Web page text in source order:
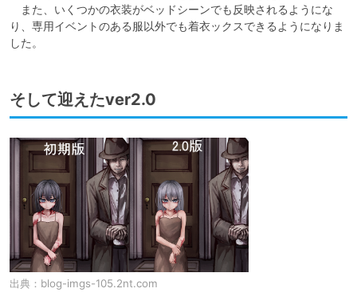
また、いくつかの衣装がベッドシーンでも反映されるようにな
り、専用イベントのある服以外でも着衣ックスできるようになりま
した。
そして迎えたver2.0
出典： blog-imgs-105.2nt.com